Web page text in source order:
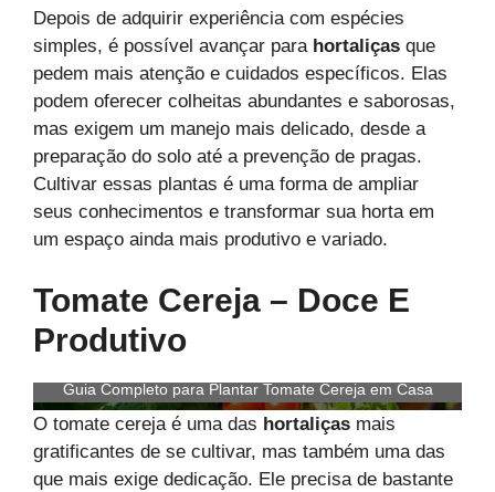
Depois de adquirir experiência com espécies
simples, é possível avançar para hortaliças que
pedem mais atenção e cuidados específicos. Elas
podem oferecer colheitas abundantes e saborosas,
mas exigem um manejo mais delicado, desde a
preparação do solo até a prevenção de pragas.
Cultivar essas plantas é uma forma de ampliar
seus conhecimentos e transformar sua horta em
um espaço ainda mais produtivo e variado.
Tomate Cereja – Doce E
Produtivo
Guia Completo para Plantar Tomate Cereja em Casa
O tomate cereja é uma das hortaliças mais
gratificantes de se cultivar, mas também uma das
que mais exige dedicação. Ele precisa de bastante